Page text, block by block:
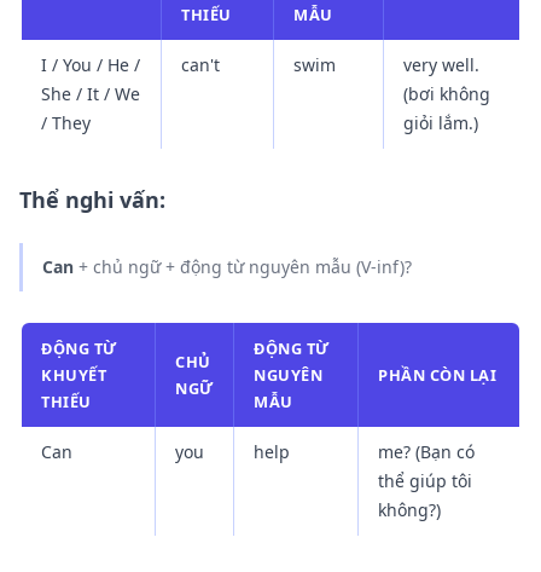
THIẾU
MẪU
I / You / He /
She / It / We
/ They
can't swim
very well.
(bơi không
giỏi lắm.)
Thể nghi vấn:
Can + chủ ngữ + động từ nguyên mẫu (V-inf)?
ĐỘNG TỪ
KHUYẾT
THIẾU
CHỦ
NGỮ
ĐỘNG TỪ
NGUYÊN
MẪU
PHẦN CÒN LẠI
Can you help
me? (Bạn có
thể giúp tôi
không?)